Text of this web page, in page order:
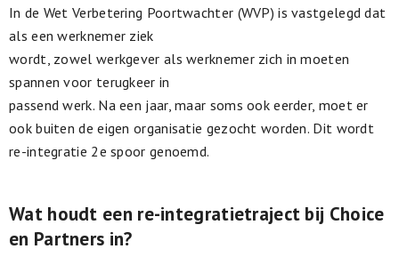
In de Wet Verbetering Poortwachter (WVP) is vastgelegd dat
als een werknemer ziek
wordt, zowel werkgever als werknemer zich in moeten
spannen voor terugkeer in
passend werk. Na een jaar, maar soms ook eerder, moet er
ook buiten de eigen organisatie gezocht worden. Dit wordt
re-integratie 2e spoor genoemd.
Wat houdt een re-integratietraject bij Choice
en Partners in?